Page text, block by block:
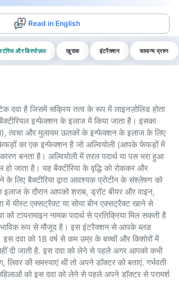
Read in English
और डिस्पोज़ल खुराक इंटरैक्शन सामान्य प्रश्न
दवा है जिसमें सक्रिय तत्व के रूप में लाइनज़ोलिड होता
इन्फेक्शन के इलाज में किया जाता है। इसका
त्वचा और मुलायम ऊतकों के इन्फेक्शन के इलाज के लिए
फेफड़ों का एक इन्फेक्शन है जो अल्वियोली (आपके फेफड़ों में
बनता है। अल्वियोली में तरल पदार्थ या पस भरा हुआ
जाता है। यह बैक्टीरिया के वृद्धि को रोककर और
के लिए बैक्टीरिया द्वारा आवश्यक प्रोटीन के संश्लेषण को
इलाज के दौरान आपको शराब, ड्रॉट बीयर और वाइन,
में यीस्ट एक्सट्रैक्ट या सोया बीन एक्सट्रैक्ट खाने से
को टायरामाइन नामक पदार्थ से प्रतिक्रिया मिल सकती है
रूप से मौजूद है। इस इंटरैक्शन से आपके ब्लड
इस दवा को 18 वर्ष से कम उम्र के बच्चों और किशोरों में
दी जाती है. इस दवा को लेने से पहले अगर आपको कभी
लिवर की समस्याएं थीं तो अपने डॉक्टर को बताएं. गर्भवती
को इस दवा को लेने से पहले अपने डॉक्टर से परामर्श